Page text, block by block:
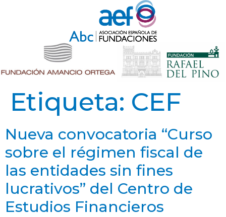
Etiqueta: CEF
Nueva convocatoria “Curso
sobre el régimen fiscal de
las entidades sin fines
lucrativos” del Centro de
Estudios Financieros